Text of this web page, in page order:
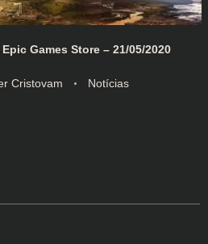
Games Store – 21/05/2020
Cristovam Notícias